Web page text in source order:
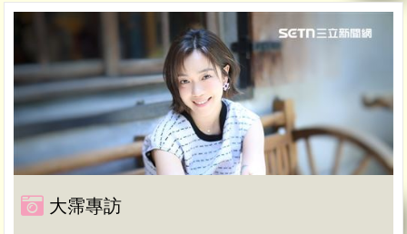
大霈專訪